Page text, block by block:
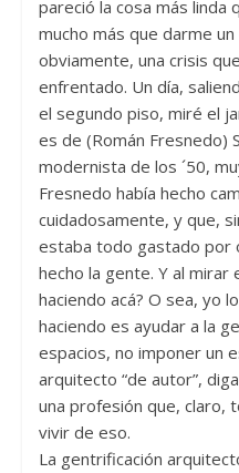
pareció la cosa más linda
mucho más que darme
obviamente, una crisis
enfrentado. Un día,
el segundo piso, miré el
es de (Román Fresnedo)
modernista de los ´50,
Fresnedo había hecho
cuidadosamente, y que,
estaba todo gastado por
hecho la gente. Y al
haciendo acá? O sea, yo
haciendo es ayudar a la
espacios, no imponer un
arquitecto “de autor”,
una profesión que, claro,
vivir de eso.
La gentrificación